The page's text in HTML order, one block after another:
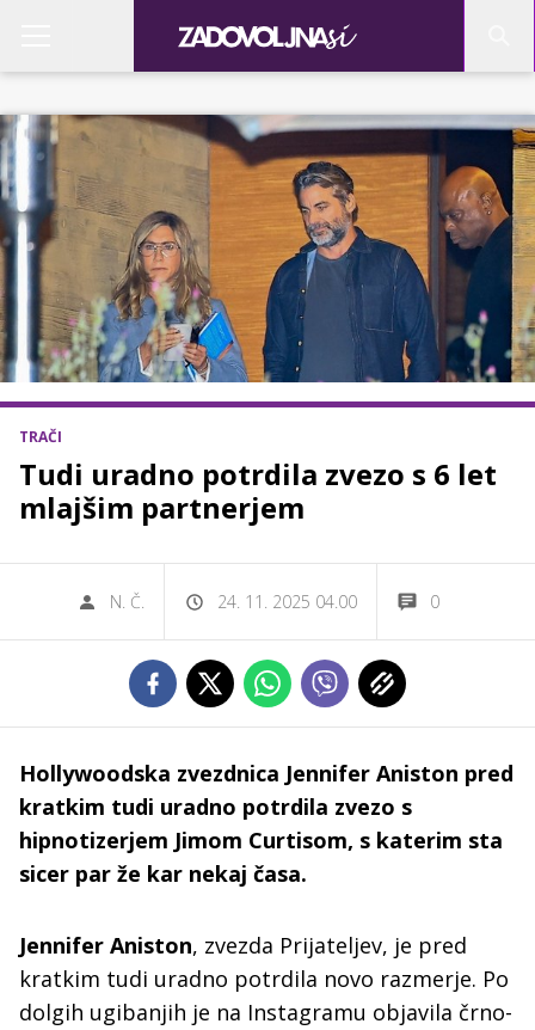
TRAČI
Tudi uradno potrdila zvezo s 6 let
mlajšim partnerjem
N. Č. 24. 11. 2025 04.00 0
Hollywoodska zvezdnica Jennifer Aniston pred
kratkim tudi uradno potrdila zvezo s
hipnotizerjem Jimom Curtisom, s katerim sta
sicer par že kar nekaj časa.
Jennifer Aniston, zvezda Prijateljev, je pred
kratkim tudi uradno potrdila novo razmerje. Po
dolgih ugibanjih je na Instagramu objavila črno-